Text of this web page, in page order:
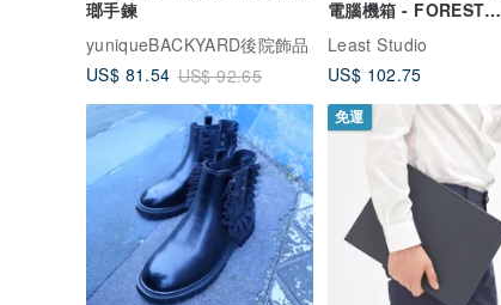
瑯手鍊
yuniqueBACKYARD後院飾品
US$ 81.54 US$ 92.65
電腦機箱 - FOREST
Least Studio
US$ 102.75
免運